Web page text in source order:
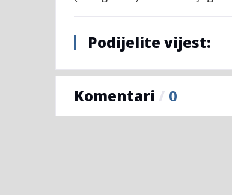
Podijelite vijest:
Komentari / 0